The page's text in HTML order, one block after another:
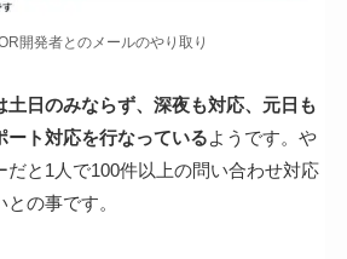
開発者とのメールのやり取り
土日のみならず、深夜も対応、元日も
ート対応を行なっているようです。や
だと1人で100件以上の問い合わせ対応
の事です。